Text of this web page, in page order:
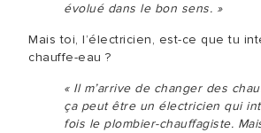
évolué dans le bon sens. »
Mais toi, l’électricien, est-ce que tu
chauffe-eau ?
« Il m’arrive de changer des
ça peut être un électricien qui
fois le plombier-chauffagiste.